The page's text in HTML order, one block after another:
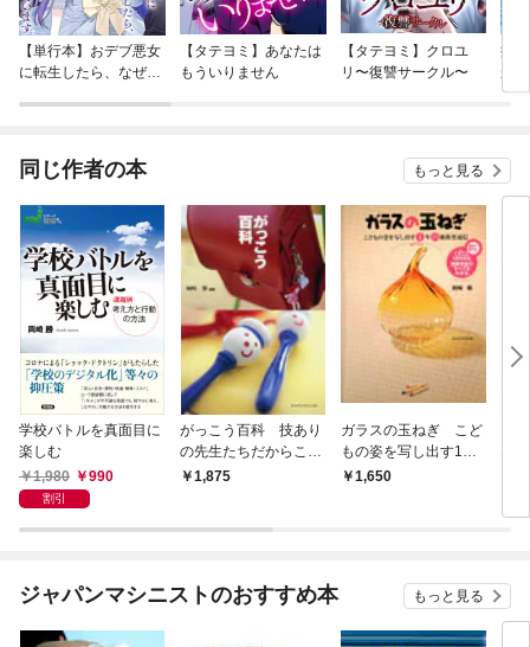
【単行本】おデブ悪女
に転生したら、なぜか
【タテヨミ】あなたは
もういりません
【タテヨミ】クロユ
リ〜復讐サークル〜
病
が
ぎ
同じ作者の本 もっと見る
学校バトルを真面目に
楽しむ
1,980
990
割引
がっこう百科 技あり
の先生たちだからこそ
書けた「とことん使え
1,875
ガラスの玉ねぎ こど
もの姿を写し出す1年
白組教室通信
1,650
な
ジャパンマシニストのおすすめ本 もっと見る